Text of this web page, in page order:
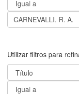
Utilizar filtros para